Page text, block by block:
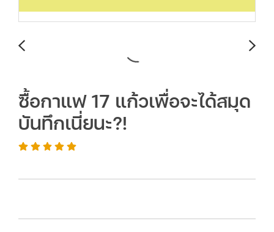
ซื้อกาแฟ 17 แก้วเพื่อจะได้สมุด
บันทึกเนี่ยนะ?!